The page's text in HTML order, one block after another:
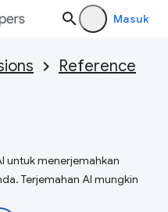
Masuk
Reference
untuk menerjemahkan
Terjemahan AI mungkin